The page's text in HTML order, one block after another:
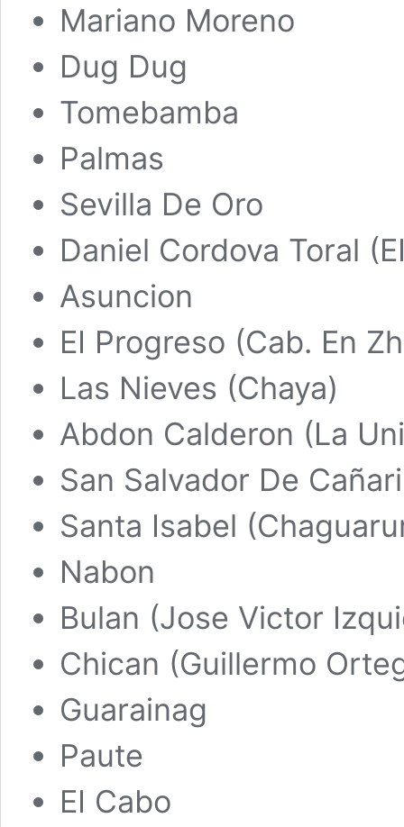
Mariano Moreno
Dug Dug
Tomebamba
Palmas
Sevilla De Oro
Daniel Cordova Toral
Asuncion
EI Progreso (Cab. En
Las Nieves (Chaya)
Abdon Calderon (La
San Salvador De
Santa Isabel
Nabon
Bulan (Jose Victor
Chican (Guillermo
Guarainag
Paute
EI Cabo